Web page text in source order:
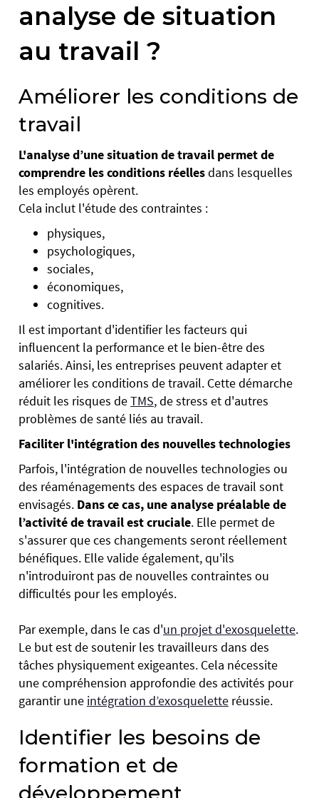
analyse de situation
au travail ?
Améliorer les conditions de
travail
L'analyse d’une situation de travail permet de
comprendre les conditions réellesdans lesquelles
les employés opèrent.
Cela inclut l'étude des contraintes :
physiques,
psychologiques,
sociales,
économiques,
cognitives.
Il est important d'identifier les facteurs qui
influencent la performance et le bien-être des
salariés. Ainsi, les entreprises peuvent adapter et
améliorer les conditions de travail. Cette démarche
réduit les risques deTMS, de stress et d'autres
problèmes de santé liés au travail.
Faciliter l'intégration des nouvelles technologies
Parfois, l'intégration de nouvelles technologies ou
des réaménagements des espaces de travail sont
envisagés. Dans ce cas, une analyse préalable de
l’activité de travailest cruciale. Elle permet de
s'assurer que ces changements seront réellement
bénéfiques. Elle valide également, qu'ils
n'introduiront pas de nouvelles contraintes ou
difficultés pour les employés.
Par exemple, dans le cas d'un projet d'exosquelette.
Le but est de soutenir les travailleurs dans des
tâches physiquement exigeantes. Cela nécessite
une compréhension approfondie des activités pour
garantir une intégration d’exosquelette réussie.
Identifier les besoins de
formation et de